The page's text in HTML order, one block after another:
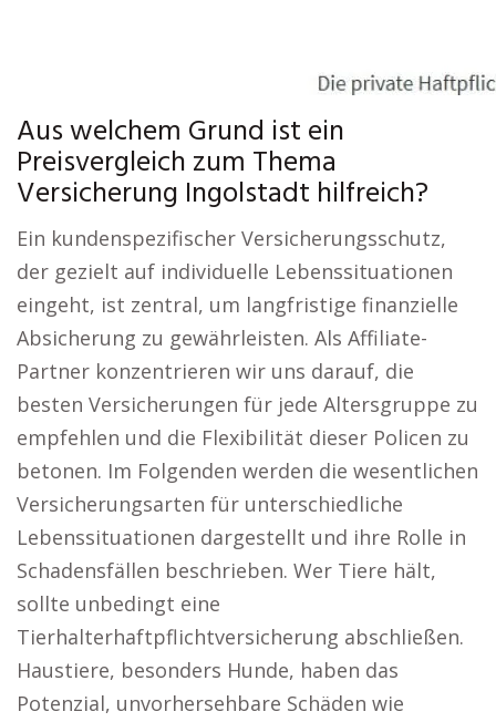
Aus welchem Grund ist ein
Preisvergleich zum Thema
Versicherung Ingolstadt hilfreich?
Ein kundenspezifischer Versicherungsschutz,
der gezielt auf individuelle Lebenssituationen
eingeht, ist zentral, um langfristige finanzielle
Absicherung zu gewährleisten. Als Affiliate-
Partner konzentrieren wir uns darauf, die
besten Versicherungen für jede Altersgruppe zu
empfehlen und die Flexibilität dieser Policen zu
betonen. Im Folgenden werden die wesentlichen
Versicherungsarten für unterschiedliche
Lebenssituationen dargestellt und ihre Rolle in
Schadensfällen beschrieben. Wer Tiere hält,
sollte unbedingt eine
Tierhalterhaftpflichtversicherung abschließen.
Haustiere, besonders Hunde, haben das
Potenzial, unvorhersehbare Schäden wie